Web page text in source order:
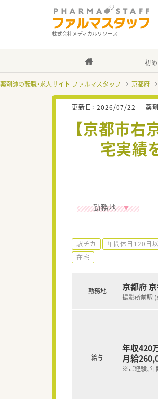
株式会社メディカルリソース
初
薬剤師の転職・求人サイト ファルマスタッフ 京都府
更新日： 2026/07/22 薬
【京都市
宅実績
勤務地
駅チカ 年間休日120日
在宅
勤務地 京都府
撮影所前駅
給与
年収420
月給
※ご経験、